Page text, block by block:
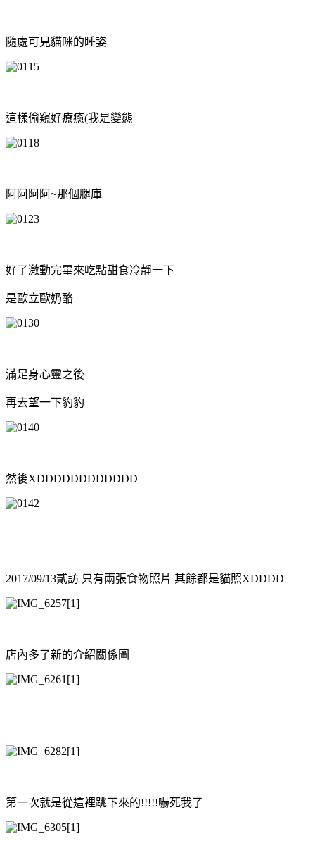
隨處可見貓咪的睡姿
這樣偷窺好療癒(我是變態
阿阿阿阿~那個腿庫
好了激動完畢來吃點甜食冷靜一下
是歐立歐奶酪
滿足身心靈之後
再去望一下豹豹
然後XDDDDDDDDDDDD
2017/09/13貳訪 只有兩張食物照片 其餘都是貓照XDDDD
店內多了新的介紹關係圖
第一次就是從這裡跳下來的!!!!!嚇死我了